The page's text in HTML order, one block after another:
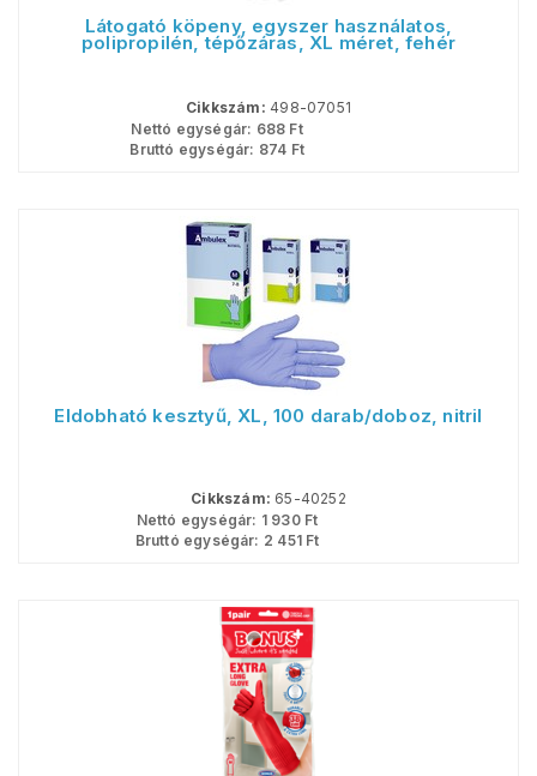
Látogató köpeny, egyszer használatos,
polipropilén, tépőzáras, XL méret, fehér
Cikkszám: 498-07051
Nettó egységár: 688 Ft
Bruttó egységár: 874 Ft
Eldobható kesztyű, XL, 100 darab/doboz, nitril
Cikkszám: 65-40252
Nettó egységár: 1 930Ft
Bruttó egységár: 2 451Ft